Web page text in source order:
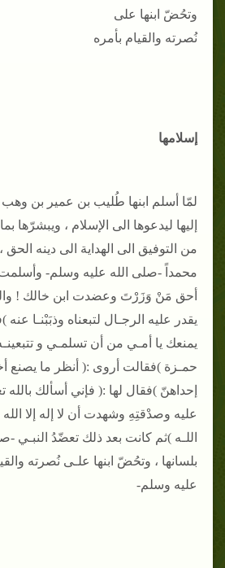
وتحُضّ ابنها على
نُصرته والقيام بأمره
إسلامها
لمّا أسلم ابنها طُليب بن عمير بن وهب
إليها ليدعوها الى الإسلام ، ويبشرّها
من التوفيق الى الهداية الى دينه
محمداً -صلى الله عليه وسلم-
أحق مَنْ وَزَرْتَ وعضدت ابن خالك !
يقدر عليه الرجـال لتبعناه وذبَبْنـا
يمنعك يا أمـي من أن تسلمـي و
حمـزة )فقالت أروى :( أنظر ما يصنع
إحداهنّ )فقال لها :( فإني أسألك بالله
عليه وصدْقتِهِ وشهدت أن لا إله إلا
اللـه )ثم كانت بعد ذلك تعضّدُ النبـي
بلسانها ، وتحُضّ ابنها علـى نُصرته
عليه وسلم-